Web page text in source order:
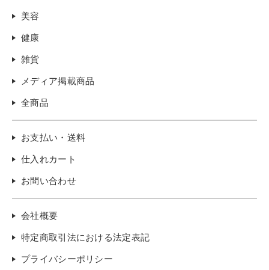
美容
健康
雑貨
メディア掲載商品
全商品
お支払い・送料
仕入れカート
お問い合わせ
会社概要
特定商取引法における法定表記
プライバシーポリシー